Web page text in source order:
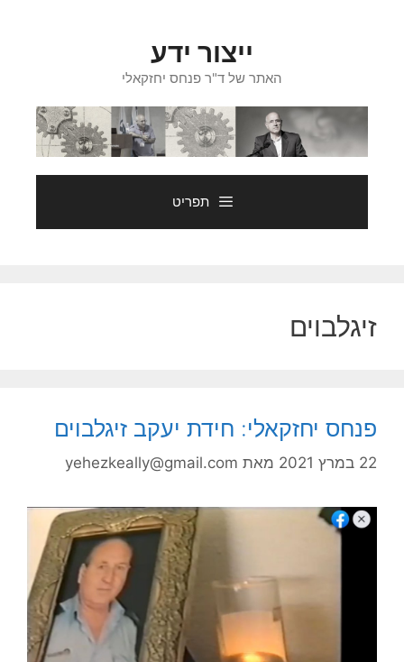
ייצור ידע
האתר של ד"ר פנחס יחזקאלי
תפריט
זיגלבוים
פנחס יחזקאלי: חידת יעקב זיגלבוים
22 במרץ 2021 מאת yehezkeally@gmail.com